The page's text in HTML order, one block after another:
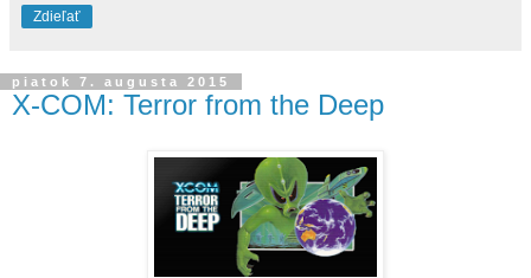
Zdieľať
piatok 7. augusta 2015
X-COM: Terror from the Deep